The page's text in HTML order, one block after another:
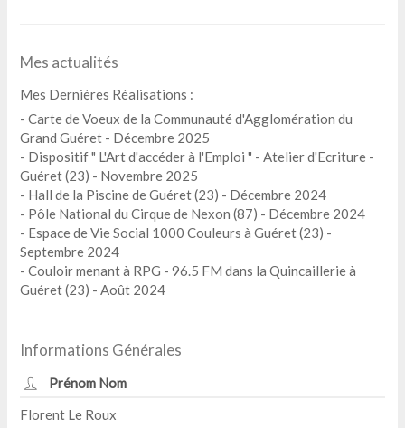
Mes actualités
Mes Dernières Réalisations :
- Carte de Voeux de la Communauté d'Agglomération du
Grand Guéret - Décembre 2025
- Dispositif " L'Art d'accéder à l'Emploi " - Atelier d'Ecriture -
Guéret (23) - Novembre 2025
- Hall de la Piscine de Guéret (23) - Décembre 2024
- Pôle National du Cirque de Nexon (87) - Décembre 2024
- Espace de Vie Social 1000 Couleurs à Guéret (23) -
Septembre 2024
- Couloir menant à RPG - 96.5 FM dans la Quincaillerie à
Guéret (23) - Août 2024
Informations Générales
Prénom Nom
Florent Le Roux